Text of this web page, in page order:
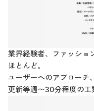
業界経験者、ファッショ
ほとんど。
ユーザーへのアプローチ
更新等週〜30分程度の工